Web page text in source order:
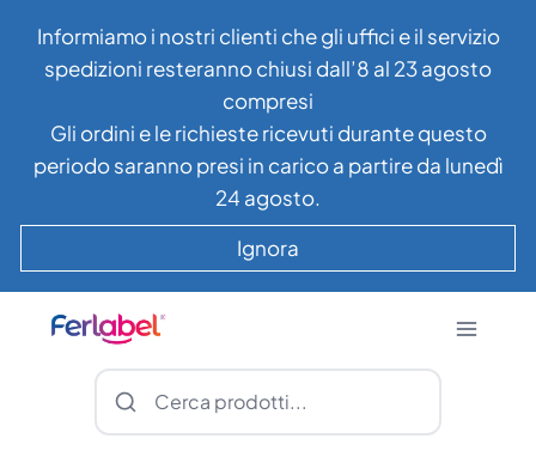
contenuto
Informiamo i nostri clienti che gli uffici e il servizio
spedizioni resteranno chiusi dall’8 al 23 agosto
compresi
Gli ordini e le richieste ricevuti durante questo
periodo saranno presi in carico a partire da lunedì
24 agosto.
Ignora